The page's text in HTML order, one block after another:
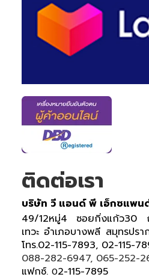
ติดต่อเรา
บริษัท วี แอนด์ พี เอ็กซแพน
49/12หมู่4 ซอยกิ่งแก้ว30
เทวะ อำเภอบางพลี สมุ
โทร.02-115-7893, 02-115-
088-282-6947, 065-252-
แฟกซ์. 02-115-7895